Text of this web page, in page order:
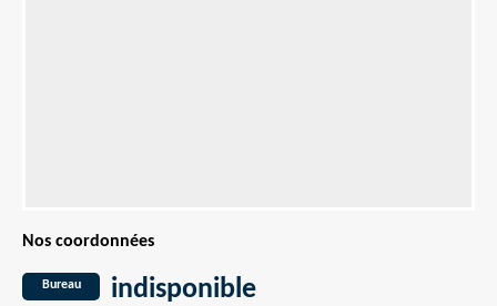
Nos coordonnées
Bureau indisponible